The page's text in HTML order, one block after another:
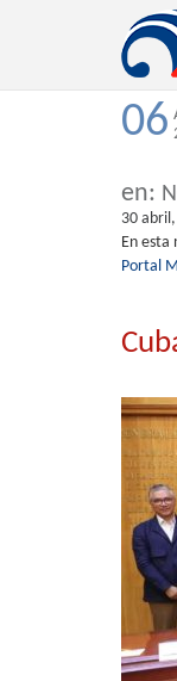
06
en:
30
En esta
Portal